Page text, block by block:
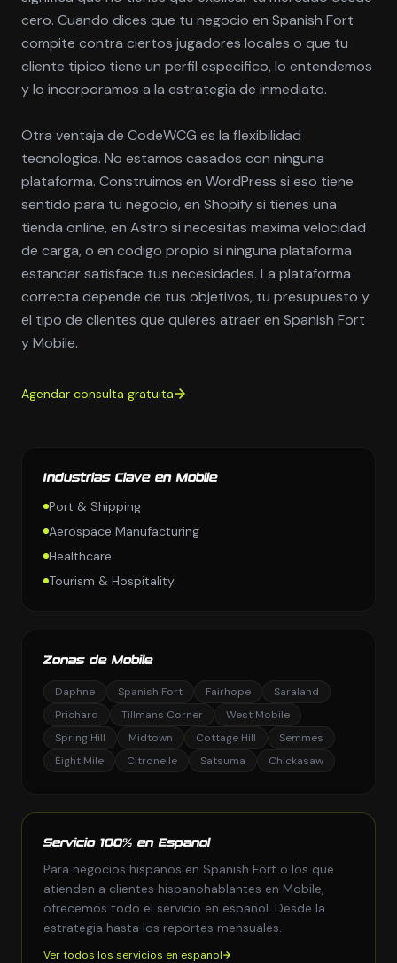
cero. Cuando dices que tu negocio en Spanish Fort
compite contra ciertos jugadores locales o que tu
cliente tipico tiene un perfil especifico, lo entendemos
y lo incorporamos a la estrategia de inmediato.
Otra ventaja de CodeWCG es la flexibilidad
tecnologica. No estamos casados con ninguna
plataforma. Construimos en WordPress si eso tiene
sentido para tu negocio, en Shopify si tienes una
tienda online, en Astro si necesitas maxima velocidad
de carga, o en codigo propio si ninguna plataforma
estandar satisface tus necesidades. La plataforma
correcta depende de tus objetivos, tu presupuesto y
el tipo de clientes que quieres atraer en Spanish Fort
y Mobile.
Agendar consulta gratuita
Industrias Clave en Mobile
Port & Shipping
Aerospace Manufacturing
Healthcare
Tourism & Hospitality
Zonas de Mobile
Daphne Spanish Fort Fairhope
Saraland
Prichard
Tillmans Corner
West Mobile
Spring Hill
Midtown Cottage Hill
Semmes
Eight Mile
Citronelle Satsuma Chickasaw
Servicio 100% en Espanol
Para negocios hispanos en Spanish Fort o los que
atienden a clientes hispanohablantes en Mobile,
ofrecemos todo el servicio en espanol. Desde la
estrategia hasta los reportes mensuales.
Ver todos los servicios en espanol